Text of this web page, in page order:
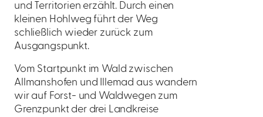
und Territorien erzählt. Durch einen
kleinen Hohlweg führt der Weg
schließlich wieder zurück zum
Ausgangspunkt.
Vom Startpunkt im Wald zwischen
Allmanshofen und Illemad aus wandern
wir auf Forst- und Waldwegen zum
Grenzpunkt der drei Landkreise